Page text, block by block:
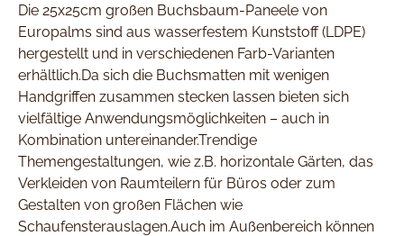
Die 25x25cm großen Buchsbaum-Paneele von
Europalms sind aus wasserfestem Kunststoff (LDPE)
hergestellt und in verschiedenen Farb-Varianten
erhältlich.Da sich die Buchsmatten mit wenigen
Handgriffen zusammen stecken lassen bieten sich
vielfältige Anwendungsmöglichkeiten – auch in
Kombination untereinander.Trendige
Themengestaltungen, wie z.B. horizontale Gärten, das
Verkleiden von Raumteilern für Büros oder zum
Gestalten von großen Flächen wie
Schaufensterauslagen.Auch im Außenbereich können